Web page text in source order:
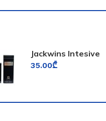
Jackwins Intesive
for Men
35.00₾